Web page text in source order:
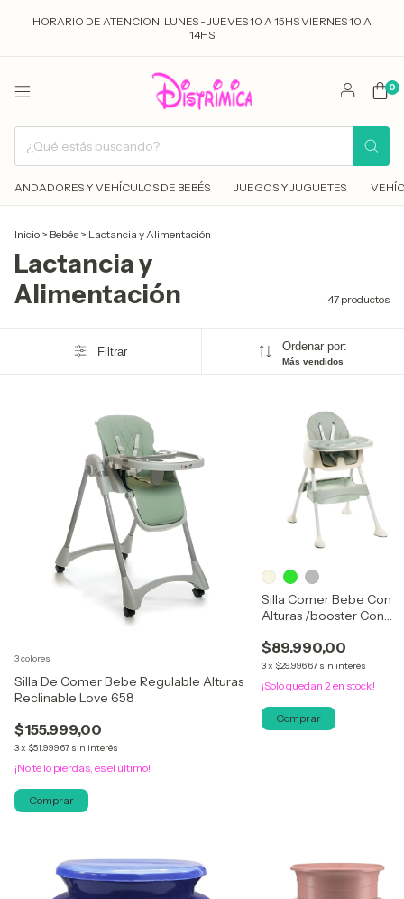
HORARIO DE ATENCION: LUNES - JUEVES 10 A 15HS VIERNES 10 A
14HS
0
ANDADORES Y VEHÍCULOS DE BEBÉS JUEGOS Y JUGUETES
Inicio > Bebés > Lactancia y Alimentación
Lactancia y
Alimentación
47 productos
Filtrar Ordenar por:
Más vendidos
Silla De Comer Bebe Regulable Alturas
Reclinable Love 658
$155.999,00
3x $51.999,67 sin interés
¡No te lo pierdas, es el último!
3 colores
Comprar
Silla Comer Bebe Con
Alturas /booster Con
$89.990,00
3x $29.996,67 sin interés
¡Solo quedan 2 en stock!
Comprar